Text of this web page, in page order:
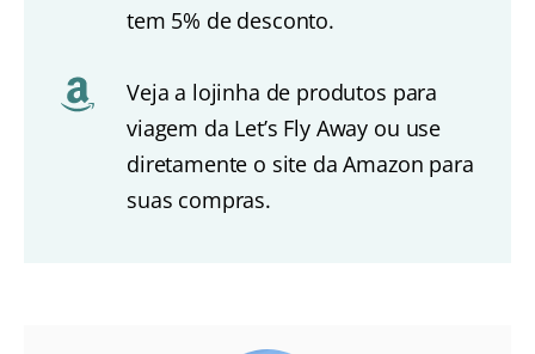
tem 5% de desconto.
Veja a lojinha de produtos para
viagem da Let’s Fly Away ou use
diretamente o site da Amazon para
suas compras.